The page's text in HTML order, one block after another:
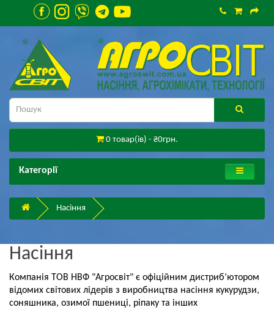
0 товар(ів) - ₴0грн.
Категорії
Насіння
Насіння
Компанія ТОВ НВФ "Агросвіт" є офіційним дистриб’ютором
відомих світових лідерів з виробництва насіння кукурудзи,
соняшника, озимої пшениці, ріпаку та інших